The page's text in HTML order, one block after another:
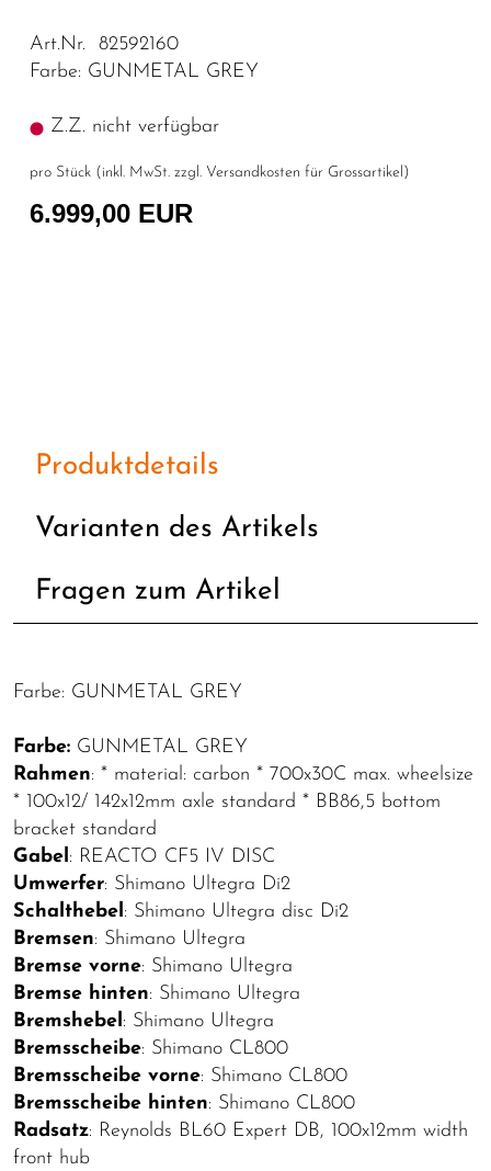
Art.Nr. 82592160
Farbe: GUNMETAL GREY
Z.Z. nicht verfügbar
pro Stück (inkl. MwSt. zzgl. Versandkosten für Grossartikel )
6.999,00 EUR
Produktdetails
Varianten des Artikels
Fragen zum Artikel
Farbe: GUNMETAL GREY
Farbe: GUNMETAL GREY
Rahmen: * material: carbon * 700x30C max. wheelsize
* 100x12/ 142x12mm axle standard * BB86,5 bottom
bracket standard
Gabel: REACTO CF5 IV DISC
Umwerfer: Shimano Ultegra Di2
Schalthebel: Shimano Ultegra disc Di2
Bremsen: Shimano Ultegra
Bremse vorne: Shimano Ultegra
Bremse hinten: Shimano Ultegra
Bremshebel: Shimano Ultegra
Bremsscheibe: Shimano CL800
Bremsscheibe vorne: Shimano CL800
Bremsscheibe hinten: Shimano CL800
Radsatz: Reynolds BL60 Expert DB, 100x12mm width
front hub